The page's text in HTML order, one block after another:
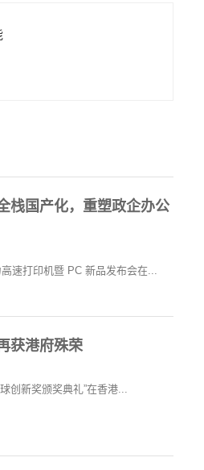
栈国产化，重塑政企办公
速打印机暨 PC 新品发布会在...
获港府殊荣
创新奖颁奖典礼”在香港...